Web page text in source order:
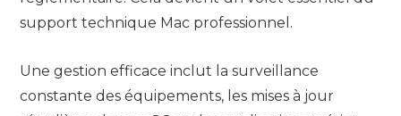
support technique Mac professionnel.
Une gestion efficace inclut la surveillance
constante des équipements, les mises à jour